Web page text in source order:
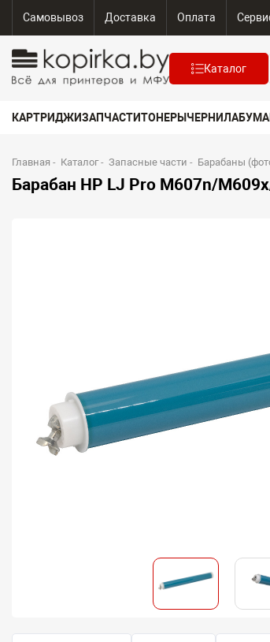
Самовывоз Доставка Оплата
Каталог
КАРТРИДЖИЗАПЧАСТИТОНЕРЫ ЧЕРНИЛА
Главная - Каталог - Запасные части - Барабаны
Барабан HP LJ Pro M607n/